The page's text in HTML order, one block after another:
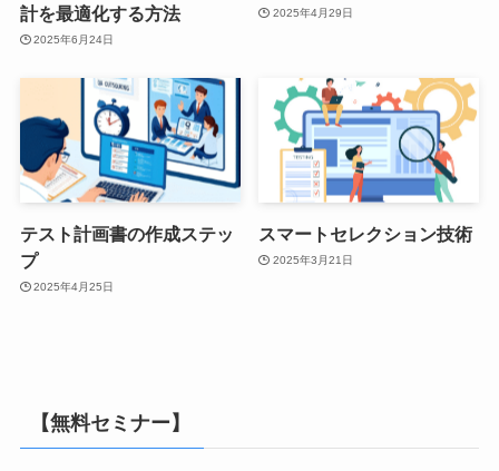
計を最適化する方法
2025年6月24日
2025年4月29日
テスト計画書の作成ステッ
プ
2025年4月25日
スマートセレクション技術
2025年3月21日
【無料セミナー】